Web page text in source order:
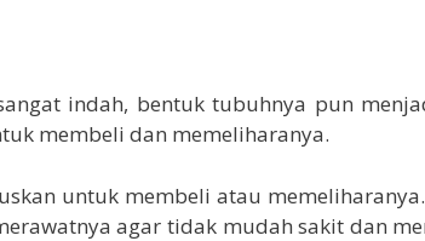
indah, bentuk tubuhnya pun
membeli dan memeliharanya.
untuk membeli atau
agar tidak mudah sakit dan